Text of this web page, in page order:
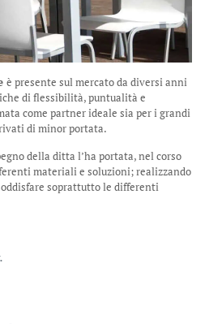
è presente sul mercato da diversi anni
di flessibilità, puntualità e
come partner ideale sia per i grandi
di minor portata.
della ditta l’ha portata, nel corso
materiali e soluzioni; realizzando
soprattutto le differenti